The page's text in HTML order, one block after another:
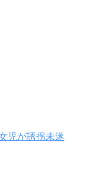
児が誘拐未遂